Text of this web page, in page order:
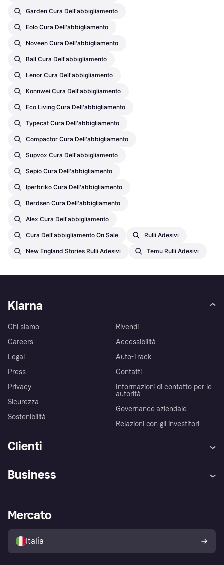
Garden Cura Dell'abbigliamento
Eolo Cura Dell'abbigliamento
Noveen Cura Dell'abbigliamento
Ball Cura Dell'abbigliamento
Lenor Cura Dell'abbigliamento
Konnwei Cura Dell'abbigliamento
Eco Living Cura Dell'abbigliamento
Typecat Cura Dell'abbigliamento
Compactor Cura Dell'abbigliamento
Supvox Cura Dell'abbigliamento
Sepio Cura Dell'abbigliamento
Iperbriko Cura Dell'abbigliamento
Berdsen Cura Dell'abbigliamento
Alex Cura Dell'abbigliamento
Cura Dell'abbigliamento On Sale Rulli Adesivi
New England Stories Rulli Adesivi Temu Rulli Adesivi
Klarna
Chi siamo
Careers
Legal
Press
Privacy
Sicurezza
Sostenibilità
Rivendi
Accessibilità
Auto-Track
Contatti
Informazioni di contatto per le
autorità
Governance aziendale
Relazioni con gli investitori
Clienti
Assistenza
Esplora i negozi
Politica di protezione
dell'acquirente Klarna
Business
Accesso aziende
Mercato
Italia